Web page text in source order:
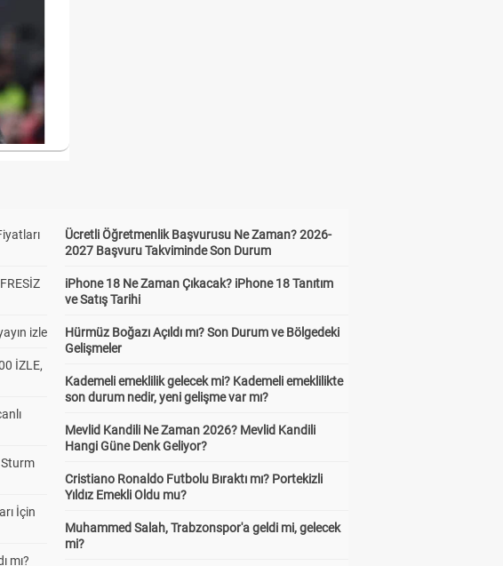
izle
İZLE,
İçin
mı?
Ücretli Öğretmenlik Başvurusu Ne Zaman? 2026-
2027 Başvuru Takviminde Son Durum
iPhone 18 Ne Zaman Çıkacak? iPhone 18 Tanıtım
ve Satış Tarihi
Hürmüz Boğazı Açıldı mı? Son Durum ve Bölgedeki
Gelişmeler
Kademeli emeklilik gelecek mi? Kademeli emeklilikte
son durum nedir, yeni gelişme var mı?
Mevlid Kandili Ne Zaman 2026? Mevlid Kandili
Hangi Güne Denk Geliyor?
Cristiano Ronaldo Futbolu Bıraktı mı? Portekizli
Yıldız Emekli Oldu mu?
Muhammed Salah, Trabzonspor'a geldi mi, gelecek
mi?